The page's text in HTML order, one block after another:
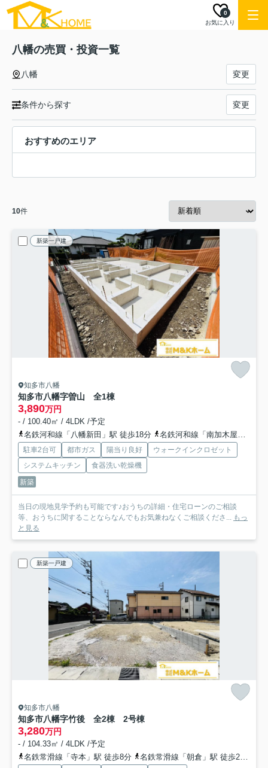
お気に入り
0
八幡の売買・投資一覧
八幡 変更
条件から探す 変更
おすすめのエリア
10件
新築一戸建
知多市八幡
知多市八幡字曽山 全1棟
3,890万円
- / 100.40㎡ / 4LDK /予定
名鉄河和線「八幡新田」駅 徒歩18分
名鉄河和線「南加木屋」駅 徒歩18分
駐車2台可 都市ガス 陽当り良好
ウォークインクロゼット
システムキッチン
食器洗い乾燥機
新築
当日の現地見学予約も可能です♪おうちの詳細・住宅ローンのご相談
等、おうちに関することならなんでもお気兼ねなくご相談くださ... もっ
と見る
新築一戸建
知多市八幡
知多市八幡字竹後 全2棟 2号棟
3,280万円
- / 104.33㎡ / 4LDK /予定
名鉄常滑線「寺本」駅 徒歩8分
名鉄常滑線「朝倉」駅 徒歩23分